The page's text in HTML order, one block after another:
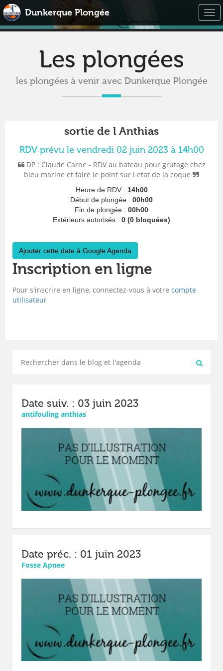
Dunkerque Plongée
Les plongées
les plongées à venir avec Dunkerque Plongée
sortie de l Anthias
RDV prévu le vendredi 02 juin 2023 à 14h00
DP : Claude Carne - RDV au bateau pour grutage chez
bleu marine et faire le point sur l etat de la coque
Heure de RDV : 14h00
Début de plongée : 00h00
Fin de plongée : 00h00
Extérieurs autorisés : 0 (0 bloquées)
Ajouter cette date à Google Agenda
Inscription en ligne
Pour s'inscrire en ligne, connectez-vous à votre compte
utilisateur
Date suiv. : 03 juin 2023
antifouling anthias
Date préc. : 01 juin 2023
Fosse Apnee